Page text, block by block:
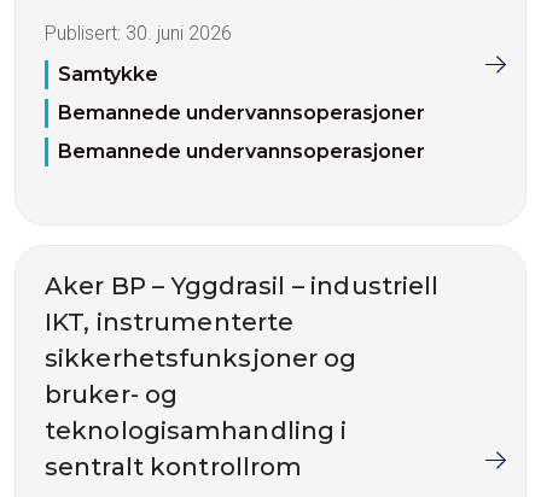
Publisert: 30. juni 2026
Samtykke
Bemannede undervannsoperasjoner
Bemannede undervannsoperasjoner
Aker BP – Yggdrasil – industriell
IKT, instrumenterte
sikkerhetsfunksjoner og
bruker- og
teknologisamhandling i
sentralt kontrollrom